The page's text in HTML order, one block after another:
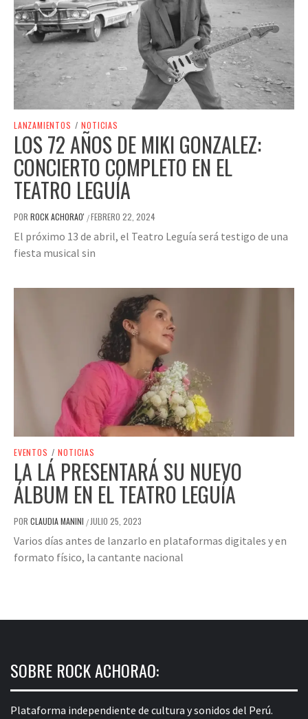
LANZAMIENTOS / NOTICIAS
LOS 72 AÑOS DE MIKI GONZALEZ:
CONCIERTO COMPLETO EN EL
TEATRO LEGUÍA
POR ROCK ACHORAO' /FEBRERO 22, 2024
El próximo 13 de abril, el Teatro Leguía será testigo de una
fiesta musical sin
EVENTOS / NOTICIAS
LA LÁ PRESENTARÁ SU NUEVO
ÁLBUM EN EL TEATRO LEGUÍA
POR CLAUDIA MANINI / JULIO 25, 2023
Varios días antes de lanzarlo en plataformas digitales y en
formato físico, la cantante nacional
SOBRE ROCK ACHORAO:
Plataforma independiente de cultura y sonidos del Perú.